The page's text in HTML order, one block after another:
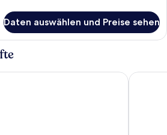
Daten auswählen und Preise sehen
Zuri